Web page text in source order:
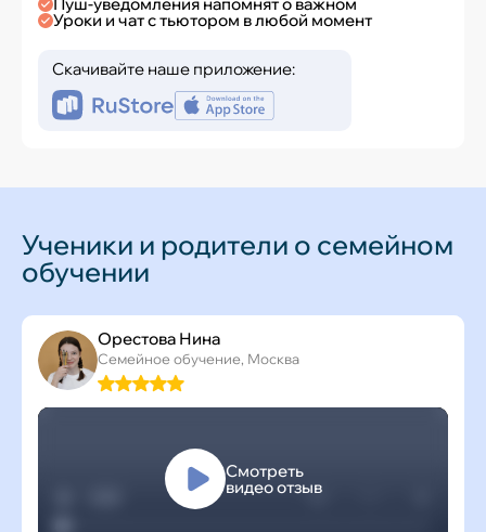
Уроки и чат с тьютором в любой момент
Скачивайте наше приложение:
Ученики и родители о семейном
обучении
Орестова Нина
Семейное обучение, Москва
Смотреть
видео отзыв